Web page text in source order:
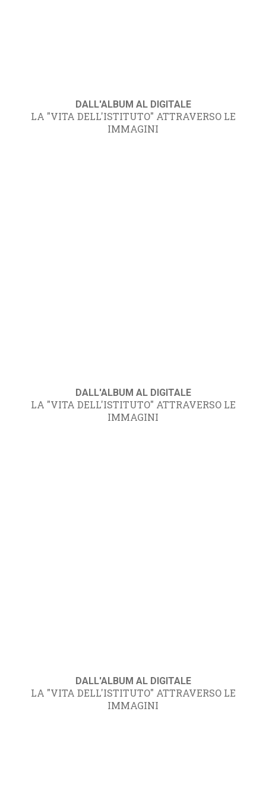
DALL'ALBUM AL DIGITALE
LA "VITA DELL'ISTITUTO" ATTRAVERSO LE
IMMAGINI
DALL'ALBUM AL DIGITALE
LA "VITA DELL'ISTITUTO" ATTRAVERSO LE
IMMAGINI
DALL'ALBUM AL DIGITALE
LA "VITA DELL'ISTITUTO" ATTRAVERSO LE
IMMAGINI